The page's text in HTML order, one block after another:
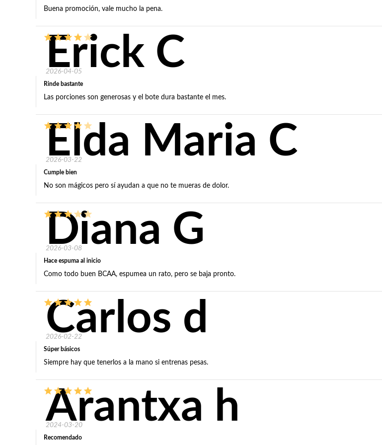
Buena promoción, vale mucho la pena.
Erick C
2026-04-05
Rinde bastante
Las porciones son generosas y el bote dura bastante el mes.
Elda Maria C
2026-03-22
Cumple bien
No son mágicos pero sí ayudan a que no te mueras de dolor.
Diana G
2026-03-08
Hace espuma al inicio
Como todo buen BCAA, espumea un rato, pero se baja pronto.
Carlos d
2026-02-22
Súper básicos
Siempre hay que tenerlos a la mano si entrenas pesas.
Arantxa h
2024-03-20
Recomendado